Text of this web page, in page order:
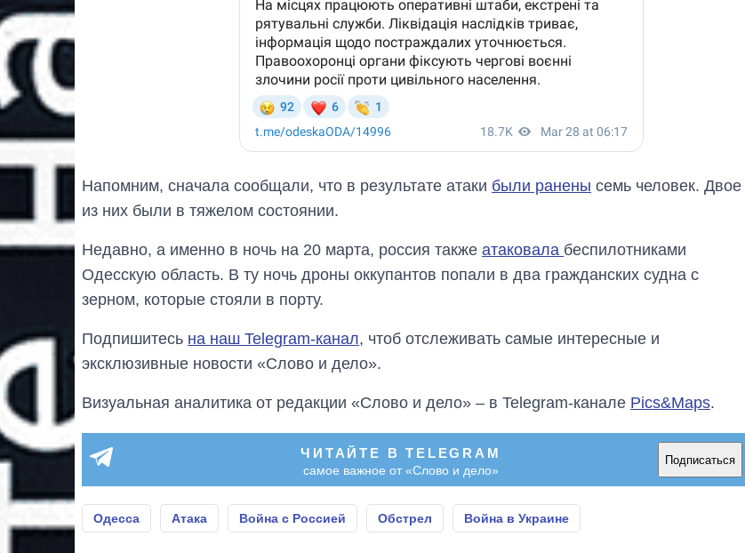
Напомним, сначала сообщали, что в результате атаки были ранены семь человек. Двое
из них были в тяжелом состоянии.
Недавно, а именно в ночь на 20 марта, россия также атаковала беспилотниками
Одесскую область. В ту ночь дроны оккупантов попали в два гражданских судна с
зерном, которые стояли в порту.
Подпишитесь на наш Telegram-канал, чтоб отслеживать самые интересные и
эксклюзивные новости «Слово и дело».
Визуальная аналитика от редакции «Слово и дело» – в Telegram-канале Pics&Maps.
ЧИТАЙТЕ В TELEGRAM
самое важное от «Слово и дело»
Подписаться
Одесса Атака Война с Россией Обстрел Война в Украине